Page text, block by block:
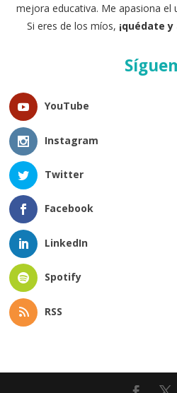
mejora educativa. Me apasiona el
Si eres de los míos, ¡quédate
YouTube
Instagram
Twitter
Facebook
LinkedIn
Spotify
RSS